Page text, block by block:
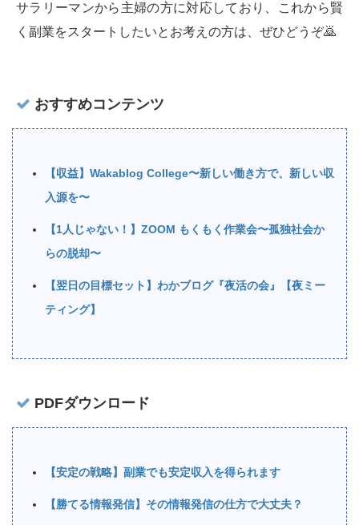
サラリーマンから主婦の方に対応しており、これから賢
く副業をスタートしたいとお考えの方は、ぜひどうぞ🙇‍
おすすめコンテンツ
【収益】Wakablog College〜新しい働き方で、新しい収
入源を〜
【1人じゃない！】ZOOM もくもく作業会〜孤独社会か
らの脱却〜
【翌日の目標セット】わかブログ『夜活の会』【夜ミー
ティング】
PDFダウンロード
【安定の戦略】副業でも安定収入を得られます
【勝てる情報発信】その情報発信の仕方で大丈夫？